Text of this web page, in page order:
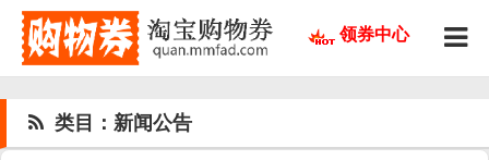
领券中心
类目：新闻公告